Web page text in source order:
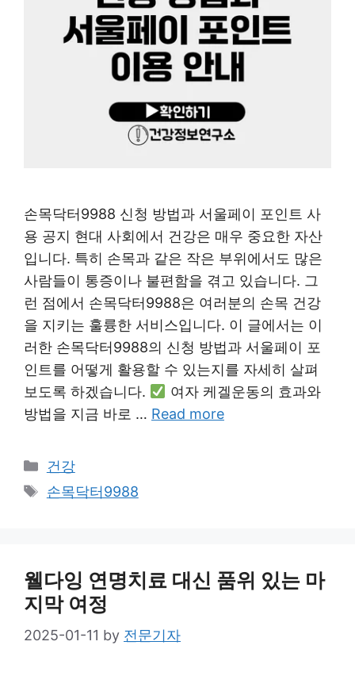
손목닥터9988 신청 방법과 서울페이 포인트 사
용 공지 현대 사회에서 건강은 매우 중요한 자산
입니다. 특히 손목과 같은 작은 부위에서도 많은
사람들이 통증이나 불편함을 겪고 있습니다. 그
런 점에서 손목닥터9988은 여러분의 손목 건강
을 지키는 훌륭한 서비스입니다. 이 글에서는 이
러한 손목닥터9988의 신청 방법과 서울페이 포
인트를 어떻게 활용할 수 있는지를 자세히 살펴
보도록 하겠습니다.
여자 케겔운동의 효과와
방법을 지금 바로 … Read more
Categories
건강
Tags
손목닥터9988
웰다잉 연명치료 대신 품위 있는 마
지막 여정
2025-01-11 by 전문기자